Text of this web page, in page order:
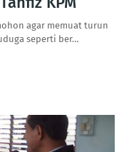
agar memuat turun
seperti ber…